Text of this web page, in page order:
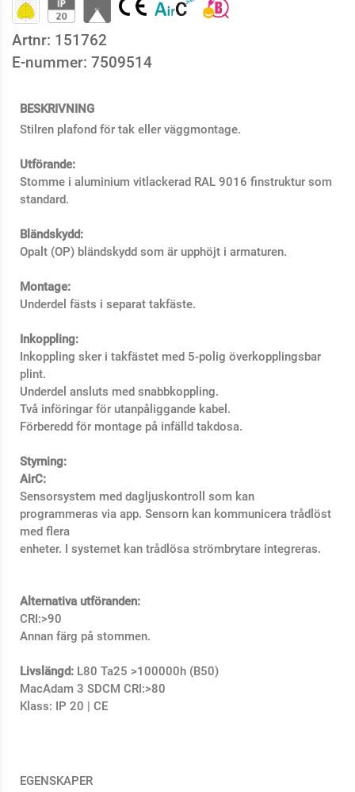
Artnr: 151762
E-nummer: 7509514
BESKRIVNING
Stilren plafond för tak eller väggmontage.
Utförande:
Stomme i aluminium vitlackerad RAL 9016 finstruktur som
standard.
Bländskydd:
Opalt (OP) bländskydd som är upphöjt i armaturen.
Montage:
Underdel fästs i separat takfäste.
Inkoppling:
Inkoppling sker i takfästet med 5-polig överkopplingsbar
plint.
Underdel ansluts med snabbkoppling.
Två införingar för utanpåliggande kabel.
Förberedd för montage på infälld takdosa.
Styrning:
AirC:
Sensorsystem med dagljuskontroll som kan
programmeras via app. Sensorn kan kommunicera trådlöst
med flera
enheter. I systemet kan trådlösa strömbrytare integreras.
Alternativa utföranden:
CRI:>90
Annan färg på stommen.
Livslängd: L80 Ta25 >100000h (B50)
MacAdam 3 SDCM CRI:>80
Klass: IP 20 | CE
EGENSKAPER